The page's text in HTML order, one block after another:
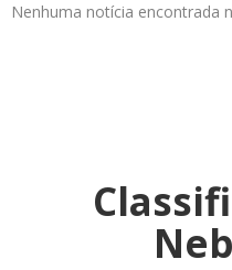
Nenhuma notícia encontrada